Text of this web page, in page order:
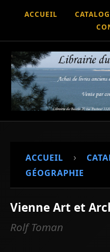
ACCUEIL
ACCUEIL ›
GÉOGRAPHIE
Vienne Art et
Rolf Toman